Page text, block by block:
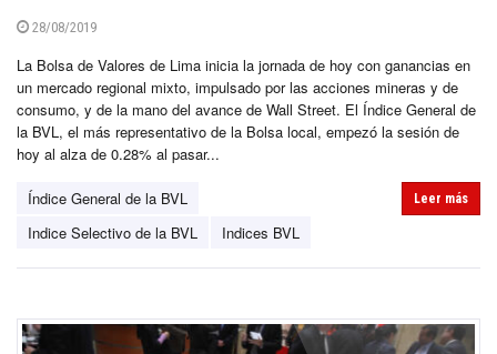
28/08/2019
La Bolsa de Valores de Lima inicia la jornada de hoy con ganancias en
un mercado regional mixto, impulsado por las acciones mineras y de
consumo, y de la mano del avance de Wall Street. El Índice General de
la BVL, el más representativo de la Bolsa local, empezó la sesión de
hoy al alza de 0.28% al pasar...
Índice General de la BVL
Indice Selectivo de la BVL
Indices BVL
Leer más